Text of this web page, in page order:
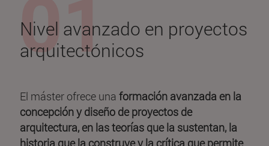
Nivel avanzado en proyectos
arquitectónicos
El máster ofrece una formación avanzada en la
concepción y diseño de proyectos de
arquitectura, en las teorías que la sustentan, la
historia que la construye y la crítica que permite